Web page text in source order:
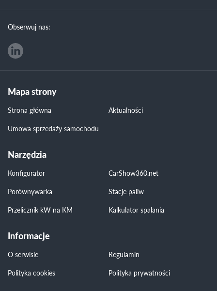
Obserwuj nas:
Mapa strony
Strona główna
Aktualności
Umowa sprzedaży samochodu
Narzędzia
Konfigurator
CarShow360.net
Porównywarka
Stacje paliw
Przelicznik kW na KM
Kalkulator spalania
Informacje
O serwisie
Regulamin
Polityka cookies
Polityka prywatności